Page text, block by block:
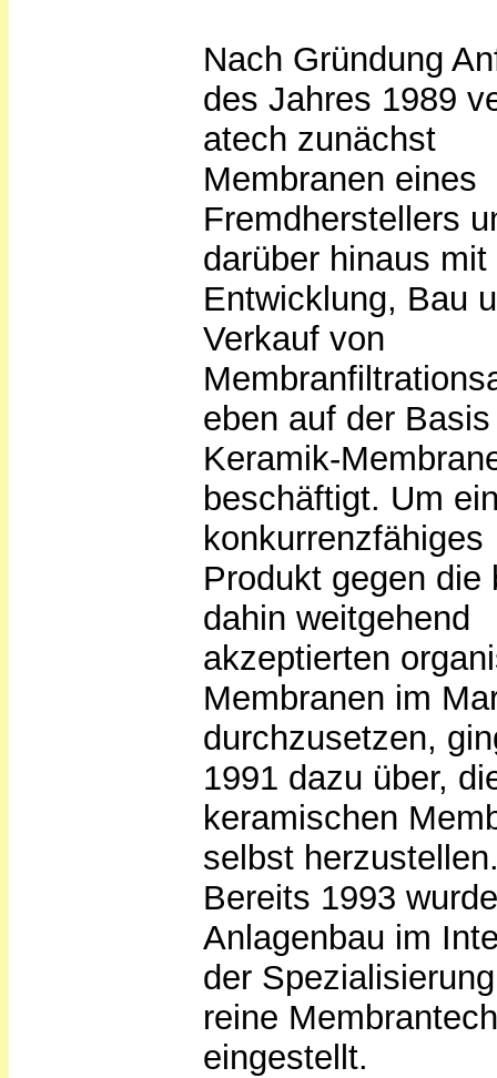
Nach Gründung
des Jahres 1989
atech zunächst
Membranen eines
Fremdherstellers
darüber hinaus mit
Entwicklung, Bau
Verkauf von
eben auf der
Keramik-
beschäftigt. Um
konkurrenzfähiges
Produkt gegen die
dahin weitgehend
akzeptierten
Membranen im
durchzusetzen,
1991 dazu über,
keramischen
selbst
Bereits 1993
Anlagenbau im
der
reine
eingestellt.